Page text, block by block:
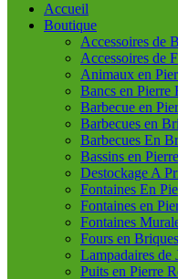
Accueil
Boutique
Accessoires de
Accessoires de
Animaux en
Bancs en Pierre
Barbecue en
Barbecues en
Barbecues En
Bassins en
Destockage A
Fontaines En
Fontaines en
Fontaines
Fours en
Lampadaires de
Puits en Pierre